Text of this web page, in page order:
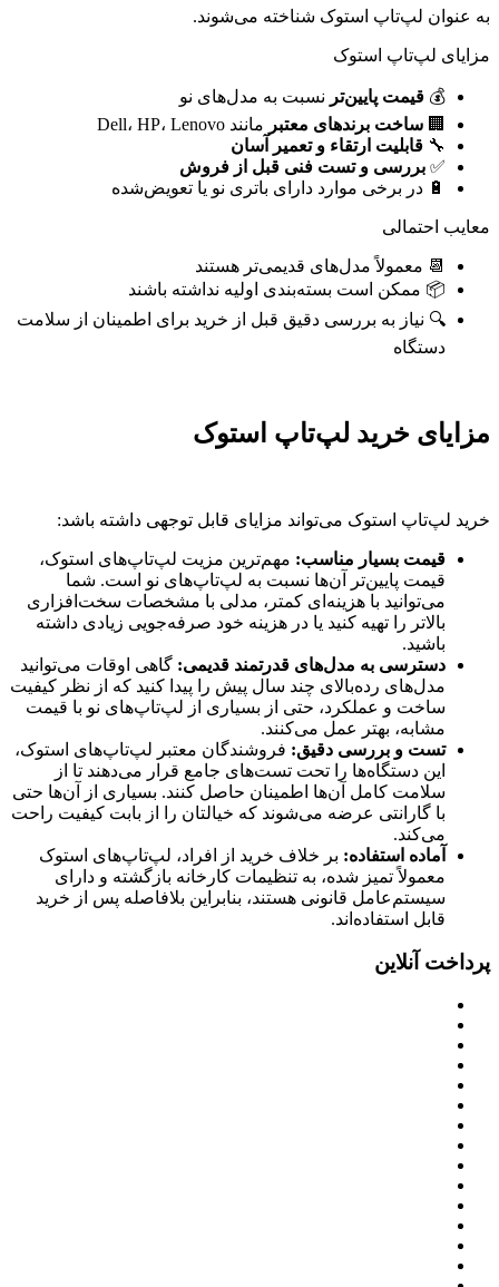
به عنوان لپ‌تاپ استوک شناخته می‌شوند.
مزایای لپ‌تاپ استوک
💰 قیمت پایین‌تر نسبت به مدل‌های نو
🏢 ساخت برندهای معتبر مانند Dell، HP، Lenovo
🔧 قابلیت ارتقاء و تعمیر آسان
✅ بررسی و تست فنی قبل از فروش
🔋 در برخی موارد دارای باتری نو یا تعویض‌شده
معایب احتمالی
📆 معمولاً مدل‌های قدیمی‌تر هستند
📦 ممکن است بسته‌بندی اولیه نداشته باشند
🔍 نیاز به بررسی دقیق قبل از خرید برای اطمینان از سلامت
دستگاه
مزایای خرید لپ‌تاپ استوک
خرید لپ‌تاپ استوک می‌تواند مزایای قابل توجهی داشته باشد:
قیمت بسیار مناسب: مهم‌ترین مزیت لپ‌تاپ‌های استوک،
قیمت پایین‌تر آن‌ها نسبت به لپ‌تاپ‌های نو است. شما
می‌توانید با هزینه‌ای کمتر، مدلی با مشخصات سخت‌افزاری
بالاتر را تهیه کنید یا در هزینه خود صرفه‌جویی زیادی داشته
باشید.
دسترسی به مدل‌های قدرتمند قدیمی: گاهی اوقات می‌توانید
مدل‌های رده‌بالای چند سال پیش را پیدا کنید که از نظر کیفیت
ساخت و عملکرد، حتی از بسیاری از لپ‌تاپ‌های نو با قیمت
مشابه، بهتر عمل می‌کنند.
تست و بررسی دقیق: فروشندگان معتبر لپ‌تاپ‌های استوک،
این دستگاه‌ها را تحت تست‌های جامع قرار می‌دهند تا از
سلامت کامل آن‌ها اطمینان حاصل کنند. بسیاری از آن‌ها حتی
با گارانتی عرضه می‌شوند که خیالتان را از بابت کیفیت راحت
می‌کند.
آماده استفاده: بر خلاف خرید از افراد، لپ‌تاپ‌های استوک
معمولاً تمیز شده، به تنظیمات کارخانه بازگشته و دارای
سیستم‌عامل قانونی هستند، بنابراین بلافاصله پس از خرید
قابل استفاده‌اند.
پرداخت آنلاین